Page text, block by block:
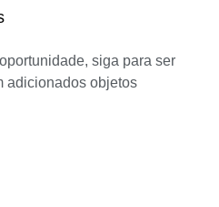
siga para ser
adicionados objetos